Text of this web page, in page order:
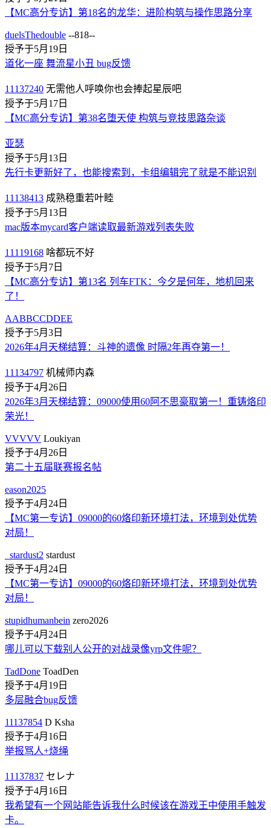
【MC高分专访】第18名的龙华：进阶构筑与操作思路分享
duelsThedouble --818--
授予于5月19日
道化一座 舞流星小丑 bug反馈
11137240 无需他人呼唤你也会捧起星辰吧
授予于5月17日
【MC高分专访】第38名堕天使 构筑与竞技思路杂谈
亚瑟
授予于5月13日
先行卡更新好了，也能搜索到，卡组编辑完了就是不能识别
11138413 成熟稳重若叶睦
授予于5月13日
mac版本mycard客户端读取最新游戏列表失败
11119168 啥都玩不好
授予于5月7日
【MC高分专访】第13名 列车FTK：今夕是何年，地机回来
了！
AABBCCDDEE
授予于5月3日
2026年4月天梯结算：斗神的遗像 时隔2年再夺第一！
11134797 机械师内森
授予于4月26日
2026年3月天梯结算：09000使用60阿不思豪取第一！重铸烙印
荣光！
VVVVV Loukiyan
授予于4月26日
第二十五届联赛报名帖
eason2025
授予于4月24日
【MC第一专访】09000的60烙印新环境打法，环境到处优势
对局！
_stardust2 stardust
授予于4月24日
【MC第一专访】09000的60烙印新环境打法，环境到处优势
对局！
stupidhumanbein zero2026
授予于4月24日
哪儿可以下载别人公开的对战录像yrp文件呢？
TadDone ToadDen
授予于4月19日
多层融合bug反馈
11137854 D Ksha
授予于4月16日
举报骂人+烧绳
11137837 セレナ
授予于4月16日
我希望有一个网站能告诉我什么时候该在游戏王中使用手触发
卡。